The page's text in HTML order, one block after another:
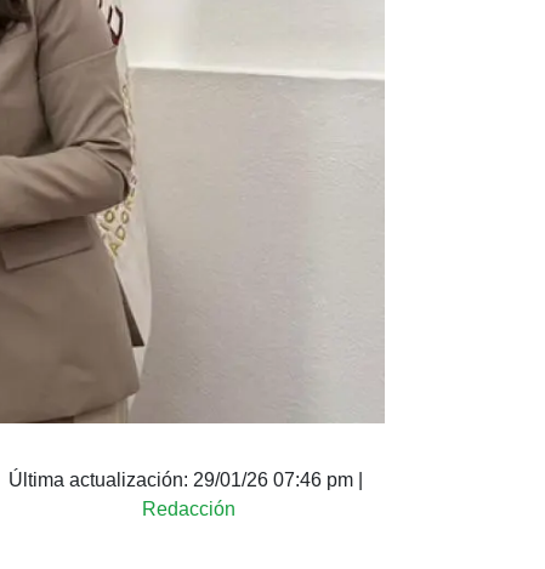
Última actualización: 29/01/26 07:46 pm
Redacción